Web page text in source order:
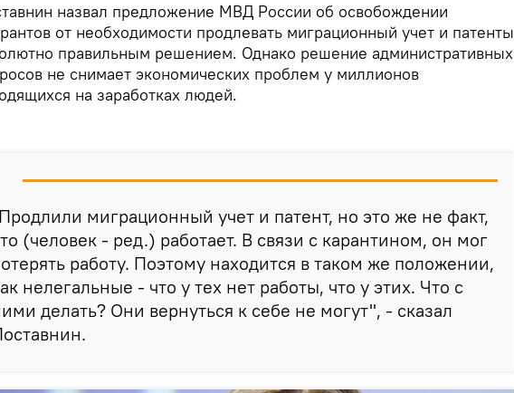
назвал предложение МВД России об освобождении
от необходимости продлевать миграционный учет и патенты
правильным решением. Однако решение административных
не снимает экономических проблем у миллионов
на заработках людей.
миграционный учет и патент, но это же не факт,
(человек - ред.) работает. В связи с карантином, он мог
работу. Поэтому находится в таком же положении,
нелегальные - что у тех нет работы, что у этих. Что с
делать? Они вернуться к себе не могут", - сказал